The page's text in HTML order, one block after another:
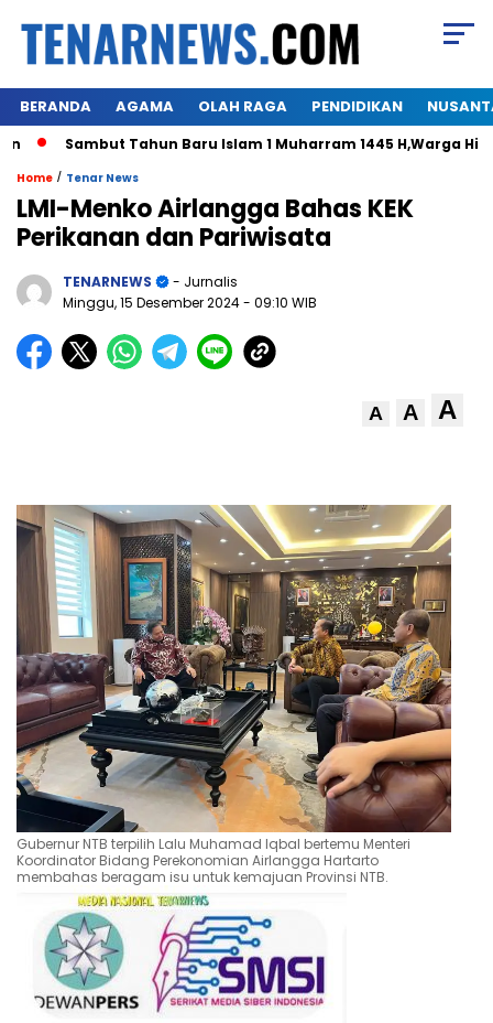
BERANDA AGAMA OLAH RAGA PENDIDIKAN
Sambut Tahun Baru Islam 1 Muharram 1445 H,Warga
Home / Tenar News
LMI-Menko Airlangga Bahas KEK
Perikanan dan Pariwisata
TENARNEWS
- Jurnalis
Minggu, 15 Desember 2024- 09:10 WIB
A A A
Gubernur NTB terpilih Lalu Muhamad Iqbal bertemu Menteri
Koordinator Bidang Perekonomian Airlangga Hartarto
membahas beragam isu untuk kemajuan Provinsi NTB.